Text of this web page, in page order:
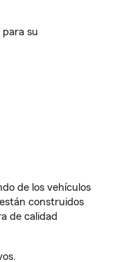
su
de los vehículos
construidos
de calidad